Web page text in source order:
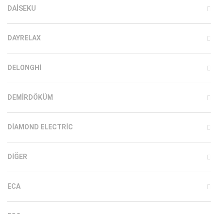
DAISEKU
DAYRELAX
DELONGHI
DEMIRDÖKÜM
DIAMOND ELECTRIC
DIĞER
ECA